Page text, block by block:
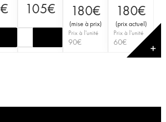
€ 105€ 180€
(mise à prix)
Prix à l'unité
90€
180€
(prix actuel)
Prix à l'unité
60€
✕